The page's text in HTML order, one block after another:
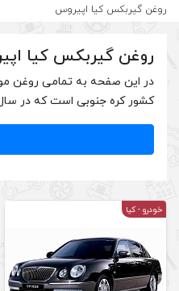
روغن گیربکس کیا اپیروس
روغن گیربکس کیا
در این صفحه به تمامی روغن
کشور کره جنوبی است که در سال 2008 ظراحی شده است. این
خودرو - کیا